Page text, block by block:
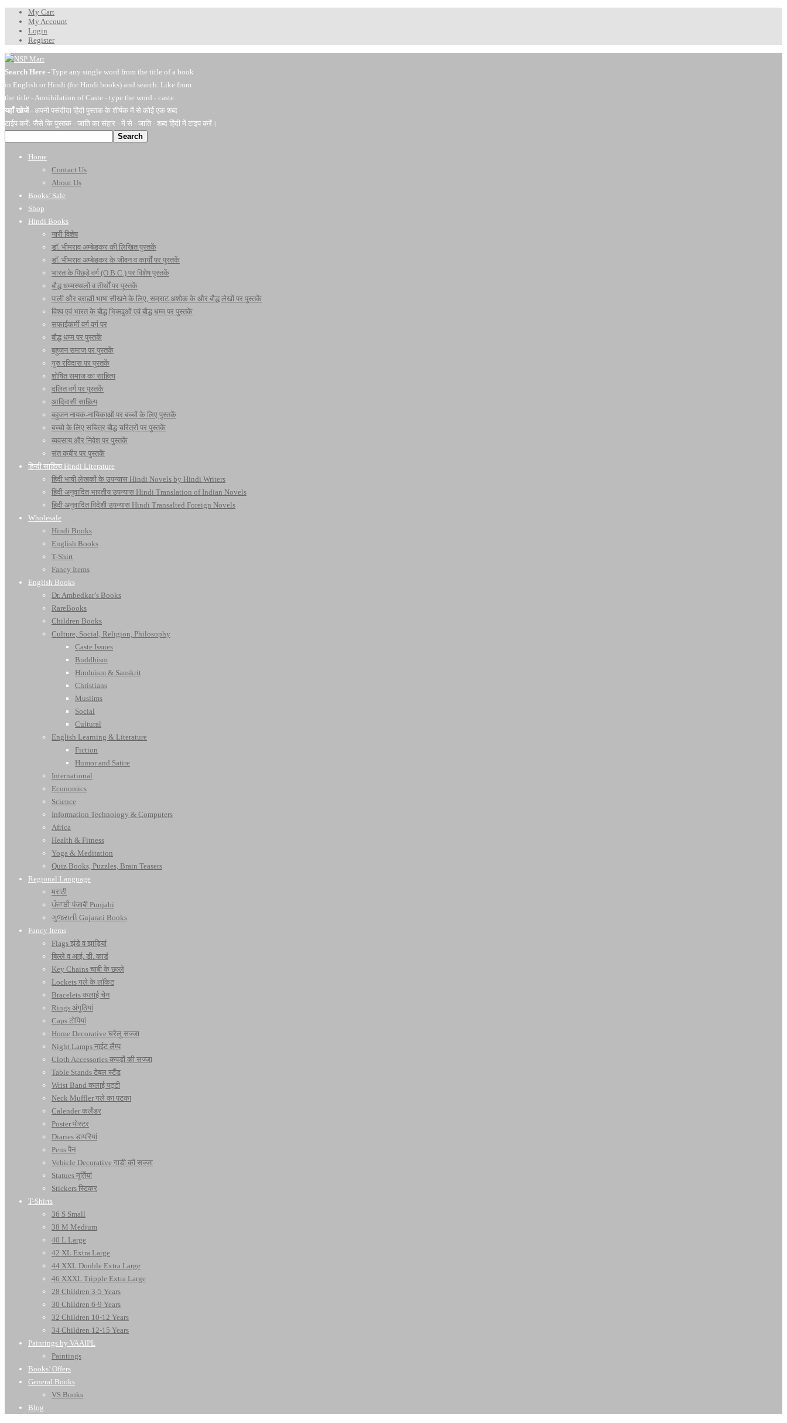
My Cart
My Account
Login
Register
Search Here - Type any single word from the title of a book
in English or Hindi (for Hindi books) and search. Like from
the title - Annihilation of Caste - type the word - caste.
यहाँ खोजें- अपनी पसंदीदा हिंदी पुस्तक के शीर्षक में से कोई एक शब्द
टाईप करें: जैसे कि पुस्तक - जाति का संहार - में से - जाति - शब्द हिंदी में टाइप करें।
Search
Home
Contact Us
About Us
Books’ Sale
Shop
Hindi Books
नारी विशेष
डॉ. भीमराव अम्बेडकर की लिखित पुस्तकें
डॉ. भीमराव अम्बेडकर के जीवन व कार्यों पर पुस्तकें
भारत के पिछड़े वर्ग (O.B.C.) पर विशेष पुस्तकें
बौद्ध धम्मस्थलों व तीर्थों पर पुस्तकें
पाली और ब्राह्मी भाषा सीखने के लिए, सम्राट अशोक के और बौद्ध लेखों पर पुस्तकें
विश्व एवं भारत के बौद्ध भिक्खुओं एवं बौद्ध धम्म पर पुस्तकें
सफाईकर्मी वर्ग वर्ग पर
बौद्ध धम्म पर पुस्तकें
बहुजन समाज पर पुस्तकें
गुरु रविदास पर पुस्तकें
शोषित समाज का साहित्य
दलित वर्ग पर पुस्तकें
आदिवासी साहित्य
बहुजन नायक-नायिकाओं पर बच्चों के लिए पुस्तकें
बच्चो के लिए सचित्र बौद्ध चरित्रों पर पुस्तकें
व्यवसाय और निवेश पर पुस्तकें
संत कबीर पर पुस्तकें
हिन्दी साहित्य Hindi Literature
हिंदी भाषी लेखकों के उपन्यास Hindi Novels by Hindi Writers
हिंदी अनुवादित भारतीय उपन्यास Hindi Translation of Indian Novels
हिंदी अनुवादित विदेशी उपन्यास Hindi Transalted Foreign Novels
Wholesale
Hindi Books
English Books
T-Shirt
Fancy Items
English Books
Dr. Ambedkar’s Books
RareBooks
Children Books
Culture, Social, Religion, Philosophy
Caste Issues
Buddhism
Hinduism & Sanskrit
Christians
Muslims
Social
Cultural
English Learning & Literature
Fiction
Humor and Satire
International
Economics
Science
Information Technology & Computers
Africa
Health & Fitness
Yoga & Meditation
Quiz Books, Puzzles, Brain Teasers
Regional Language
मराठी
ਪੰਜਾਬੀ पंजाबी Punjabi
ગુજરાતી Gujarati Books
Fancy Items
Flags झंडे व झाड़ियां
बिल्ले व आई. डी. कार्ड
Key Chains चाबी के छल्ले
Lockets गले के लॉकेट
Bracelets कलाई चेन
Rings अंगूठियां
Caps टोपियां
Home Decorative घरेलू सज्जा
Night Lamps नाईट लैम्प
Cloth Accessories कपड़ों की सज्जा
Table Stands टेबल स्टैंड
Wrist Band कलाई पट्टी
Neck Muffler गले का पटका
Calender कलैंडर
Poster पोस्टर
Diaries डायरियां
Pens पैन
Vehicle Decorative गाडी की सज्जा
Statues मूर्तियां
Stickers स्टिकर
T-Shirts
36 S Small
38 M Medium
40 L Large
42 XL Extra Large
44 XXL Double Extra Large
46 XXXL Tripple Extra Large
28 Children 3-5 Years
30 Children 6-9 Years
32 Children 10-12 Years
34 Children 12-15 Years
Paintings by VAAIPL
Paintings
Books’ Offers
General Books
VS Books
Blog